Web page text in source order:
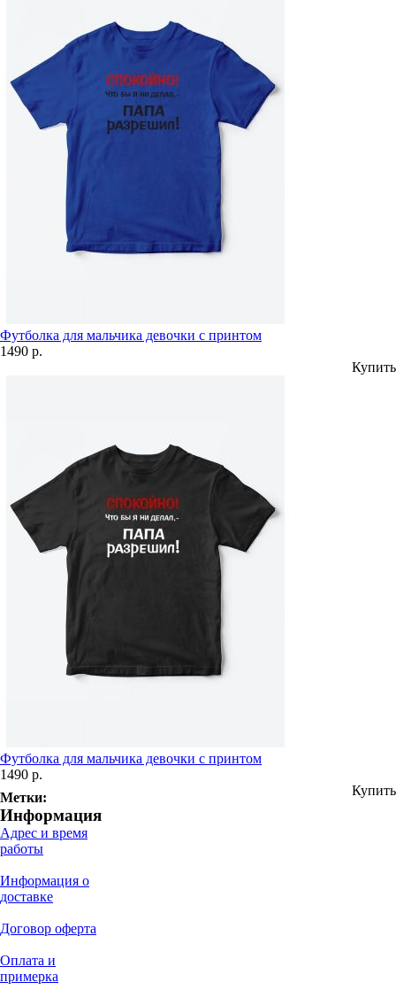
Футболка для мальчика девочки с принтом
1490 р.
Купить
Футболка для мальчика девочки с принтом
1490 р.
Купить
Метки:
Информация
Адрес и время
работы
Информация о
доставке
Договор оферта
Оплата и
примерка